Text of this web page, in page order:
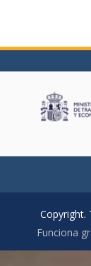
Copyright.
Funciona